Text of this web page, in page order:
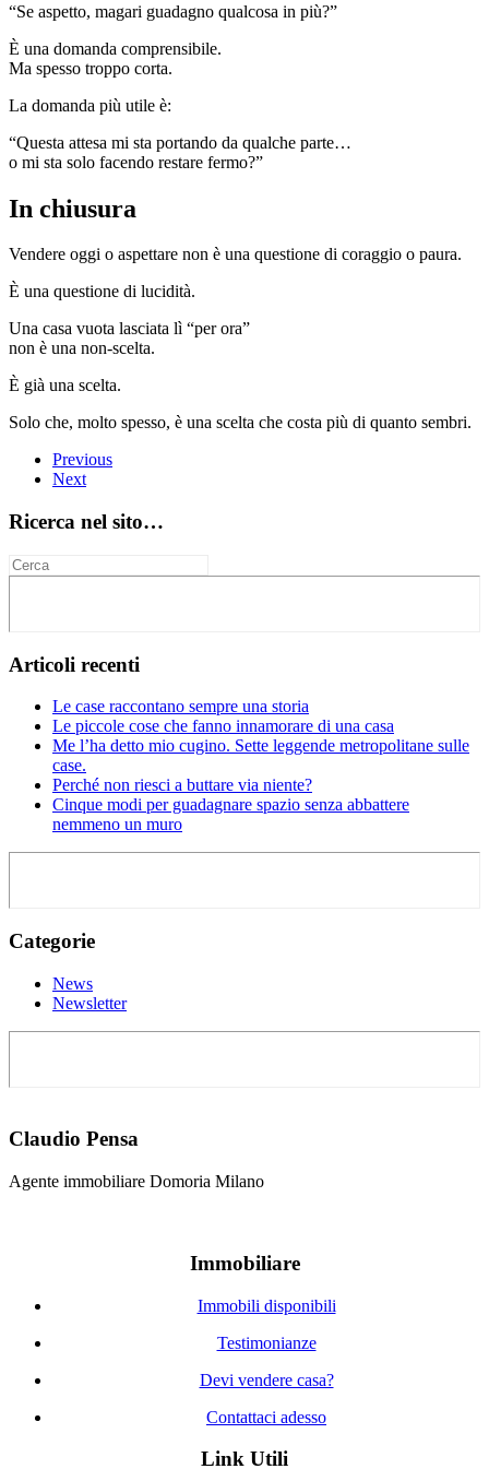
“Se aspetto, magari guadagno qualcosa in più?”
È una domanda comprensibile.
Ma spesso troppo corta.
La domanda più utile è:
“Questa attesa mi sta portando da qualche parte…
o mi sta solo facendo restare fermo?”
In chiusura
Vendere oggi o aspettare non è una questione di coraggio o paura.
È una questione di lucidità.
Una casa vuota lasciata lì “per ora”
non è una non-scelta.
È già una scelta.
Solo che, molto spesso, è una scelta che costa più di quanto sembri.
Previous
Next
Ricerca nel sito…
Articoli recenti
Le case raccontano sempre una storia
Le piccole cose che fanno innamorare di una casa
Me l’ha detto mio cugino. Sette leggende metropolitane sulle
case.
Perché non riesci a buttare via niente?
Cinque modi per guadagnare spazio senza abbattere
nemmeno un muro
Categorie
News
Newsletter
Claudio Pensa
Agente immobiliare Domoria Milano
Immobiliare
Immobili disponibili
Testimonianze
Devi vendere casa?
Contattaci adesso
Link Utili